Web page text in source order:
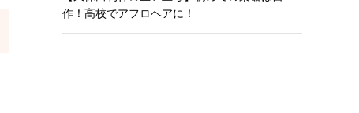
作！高校でアフロヘアに！